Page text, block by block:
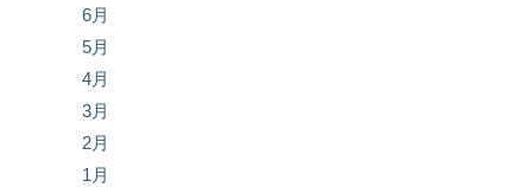
6月
5月
4月
3月
2月
1月